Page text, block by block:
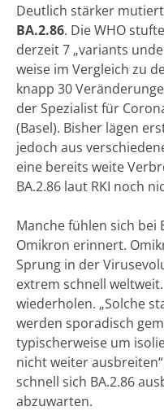
Deutlich stärker
BA.2.86. Die WHO
derzeit 7 „variants
weise im Vergleich zu
knapp 30
der Spezialist für
(Basel). Bisher lägen
jedoch aus
eine bereits weite
BA.2.86 laut RKI noch
Manche fühlen sich bei
Omikron erinnert.
Sprung in der
extrem schnell
wiederholen. „Solche
werden sporadisch
typischerweise um
nicht weiter
schnell sich BA.2.86
abzuwarten.